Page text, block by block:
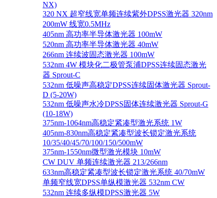
NX)
320 NX 超窄线宽单频连续紫外DPSS激光器 320nm
200mW 线宽0.5MHz
405nm 高功率半导体激光器 100mW
520nm 高功率半导体激光器 40mW
266nm 连续波固态激光器 100mW
532nm 4W 模块化二极管泵浦DPSS连续固态激光
器 Sprout-C
532nm 低噪声高稳定DPSS连续固体激光器 Sprout-
D (5-20W)
532nm 低噪声水冷DPSS固体连续激光器 Sprout-G
(10-18W)
375nm-1064nm高稳定紧凑型激光系统 1W
405nm-830nm高稳定紧凑型波长锁定激光系统
10/35/40/45/70/100/150/500mW
375nm-1550nm微型激光模块 10mW
CW DUV 单频连续激光器 213/266nm
633nm高稳定紧凑型波长锁定激光系统 40/70mW
单频窄线宽DPSS单纵模激光器 532nm CW
532nm 连续多纵模DPSS激光器 5W